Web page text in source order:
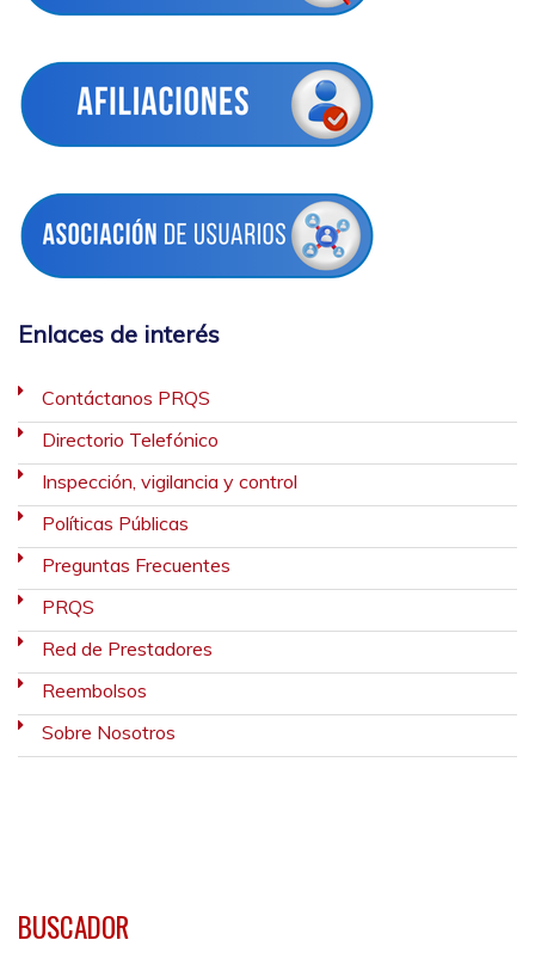
Enlaces de interés
Contáctanos PRQS
Directorio Telefónico
Inspección, vigilancia y control
Políticas Públicas
Preguntas Frecuentes
PRQS
Red de Prestadores
Reembolsos
Sobre Nosotros
BUSCADOR